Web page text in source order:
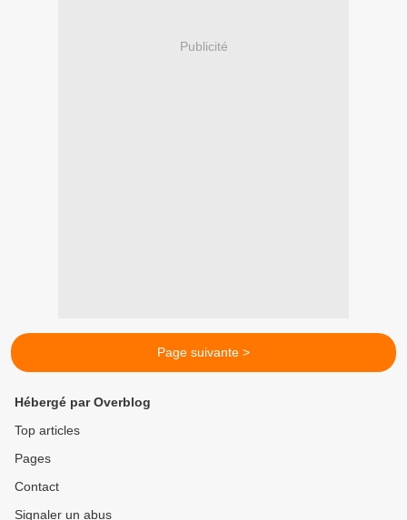
Publicité
Page suivante >
Hébergé par Overblog
Top articles
Pages
Contact
Signaler un abus